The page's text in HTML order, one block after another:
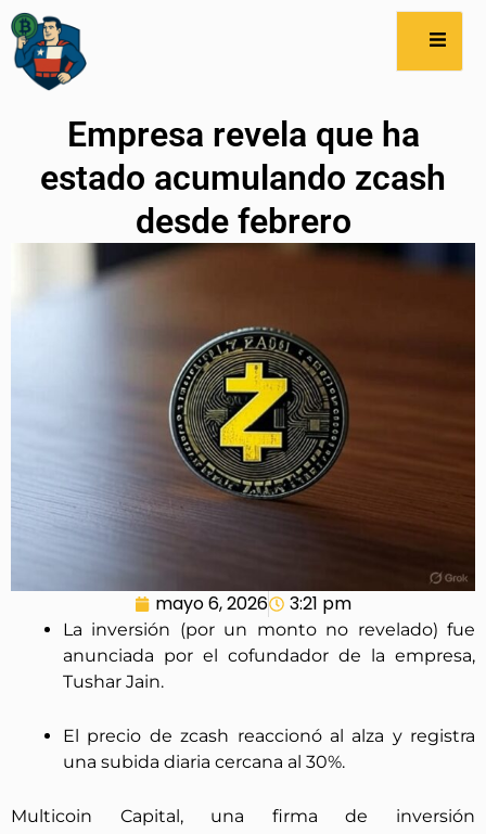
Empresa revela que ha
estado acumulando zcash
desde febrero
mayo 6, 2026 3:21 pm
La inversión (por un monto no revelado) fue
anunciada por el cofundador de la empresa,
Tushar Jain.
El precio de zcash reaccionó al alza y registra
una subida diaria cercana al 30%.
Multicoin Capital, una firma de inversión